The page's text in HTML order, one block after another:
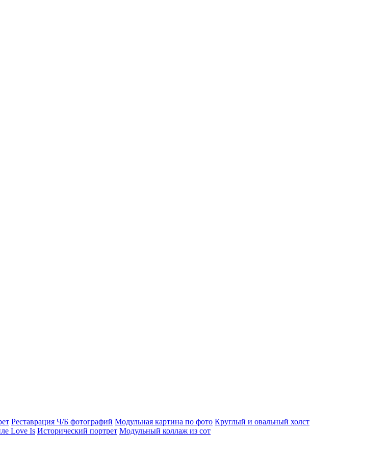
Реставрация Ч/Б фотографий Модульная картина по фото Круглый и овальный холст
Love Is Исторический портрет Модульный коллаж из сот